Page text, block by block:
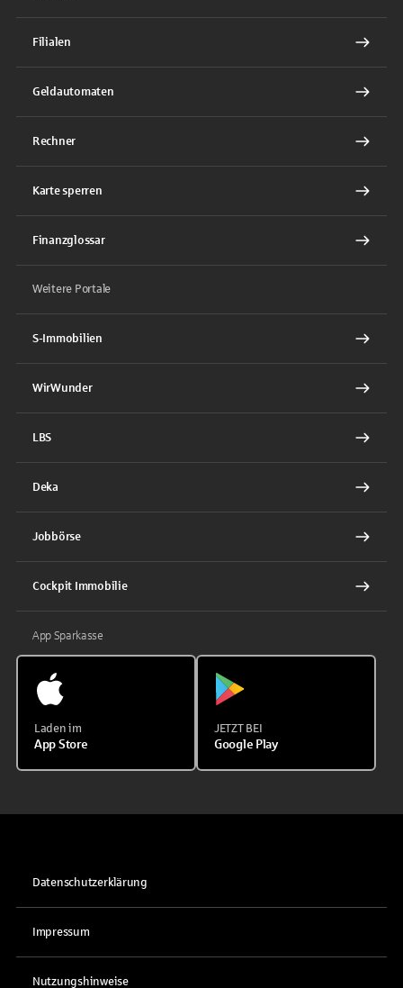
Filialen
Geldautomaten
Rechner
Karte sperren
Finanzglossar
Weitere Portale
S-Immobilien
WirWunder
LBS
Deka
Jobbörse
Cockpit Immobilie
App Sparkasse
Laden im
App Store
JETZT BEI
Google Play
Datenschutzerklärung
Impressum
Nutzungshinweise